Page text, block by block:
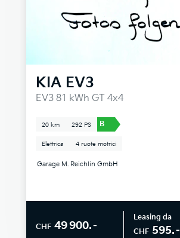
KIA EV3
EV3 81 kWh GT 4x4
20 km 292 PS B
Elettrica 4 ruote motrici
Garage M. Reichlin GmbH
CHF 49 900.–
Leasing da
CHF 595.–